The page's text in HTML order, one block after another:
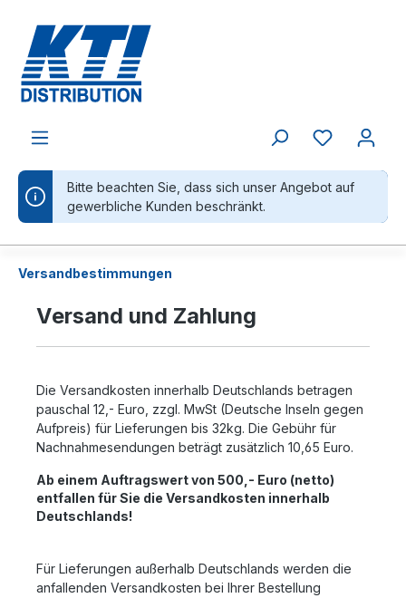
Bitte beachten Sie, dass sich unser Angebot auf
gewerbliche Kunden beschränkt.
Versandbestimmungen
Versand und Zahlung
Die Versandkosten innerhalb Deutschlands betragen
pauschal 12,- Euro, zzgl. MwSt (Deutsche Inseln gegen
Aufpreis) für Lieferungen bis 32kg. Die Gebühr für
Nachnahmesendungen beträgt zusätzlich 10,65 Euro.
Ab einem Auftragswert von 500,- Euro (netto)
entfallen für Sie die Versandkosten innerhalb
Deutschlands!
Für Lieferungen außerhalb Deutschlands werden die
anfallenden Versandkosten bei Ihrer Bestellung